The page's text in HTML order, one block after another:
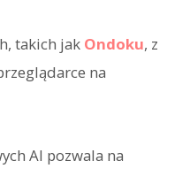
takich jak Ondoku, z
na
AI pozwala na